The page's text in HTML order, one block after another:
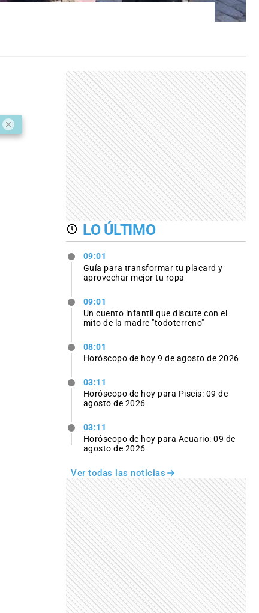
LO ÚLTIMO
09:01
Guía para transformar tu placard y
aprovechar mejor tu ropa
09:01
Un cuento infantil que discute con el
mito de la madre "todoterreno"
08:01
Horóscopo de hoy 9 de agosto de 2026
03:11
Horóscopo de hoy para Piscis: 09 de
agosto de 2026
03:11
Horóscopo de hoy para Acuario: 09 de
agosto de 2026
Ver todas las noticias